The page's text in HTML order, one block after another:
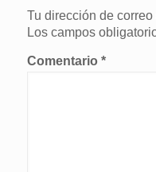
Tu dirección de
Los campos
Comentario *